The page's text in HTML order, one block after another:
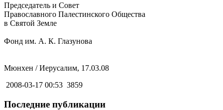
Председатель и Совет
Православного Палестинского Общества
в Святой Земле
Фонд им. А. К. Глазунова
Мюнхен / Иерусалим, 17.03.08
2008-03-17 00:53 3859
Последние публикации